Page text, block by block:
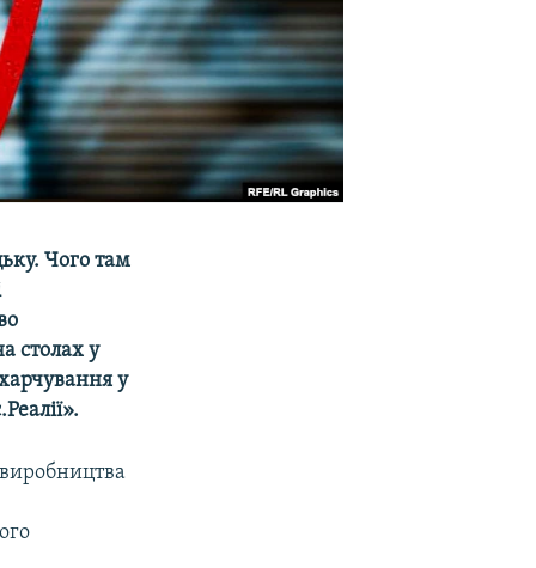
Чого там
столах у
у